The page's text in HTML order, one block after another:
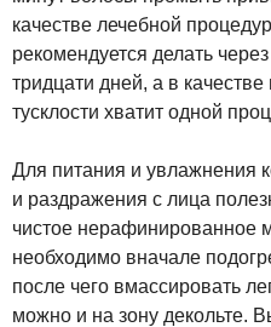
качестве лечебной
рекомендуется делать
тридцати дней, а в
тусклости хватит одной
Для питания и увлажнения
и раздражения с лица
чистое нерафинированное
необходимо вначале
после чего вмассировать
можно и на зону декольте.